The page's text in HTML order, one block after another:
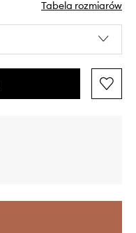
Tabela rozmiarów